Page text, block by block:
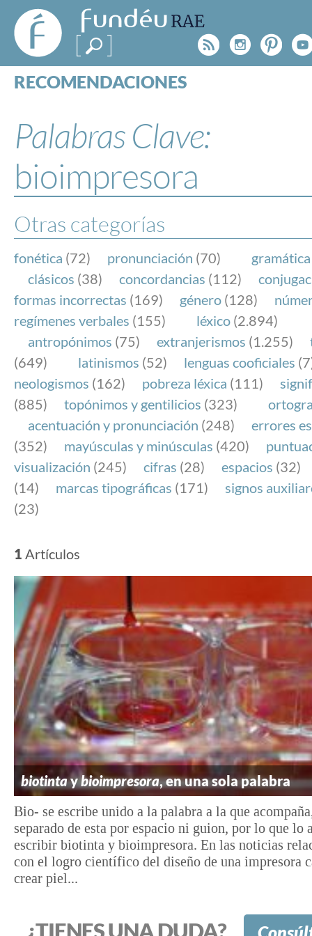
FundéuRAE
- Fundación
del Español
Urgente
Rss
RECOMENDACIONES
ESPECIALES
BLOG
NOTICIAS
FundéuRAE es una fundación patrocinada por la
y la Real Academia Española, cuyo objetivo es
el buen uso del español en los medios de
Internet.
Palabras Clave:
bioimpresora
Otras categorías
fonética (72) pronunciación (70) gramática
clásicos (38) concordancias (112)
formas incorrectas (169) género (128)
regímenes verbales (155) léxico (2.894)
antropónimos (75) extranjerismos (1.255)
(649)
latinismos (52) lenguas cooficiales
neologismos (162) pobreza léxica (111)
(885)
topónimos y gentilicios (323)
acentuación y pronunciación (248)
errores
(352)
mayúsculas y minúsculas (420)
visualización (245) cifras (28) espacios (32)
(14)
marcas tipográficas (171)
signos
(23)
1 Artículos
biotintaybioimpresora, en una sola palabra
Bio- se escribe unido a la palabra a la que
separado de esta por espacio ni guion, por lo que lo
escribir biotinta y bioimpresora. En las noticias
con el logro científico del diseño de una impresora
crear piel...
¿TIENES UNA DUDA?